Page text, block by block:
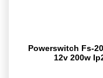
Powerswitch Fs-
12v 200w